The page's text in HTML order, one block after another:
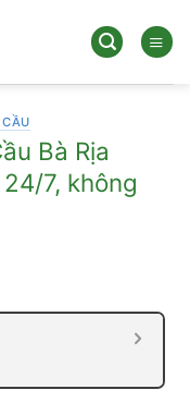
Bà Rịa
7, không